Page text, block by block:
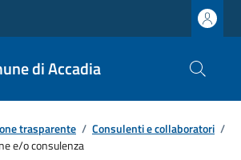
di Accadia
trasparente / Consulenti e collaboratori /
e/o consulenza